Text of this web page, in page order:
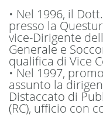
• Nel 1996, il Dott.
presso la
vice-Dirigente
Generale e
qualifica di Vice
•Nel 1997,
assunto la
Distaccato di
(RC), ufficio con